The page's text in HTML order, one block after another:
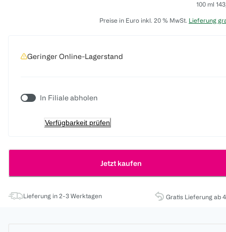
100 ml
Preise in Euro inkl. 20 % MwSt. Lieferung
Geringer Online-Lagerstand
In Filiale abholen
Verfügbarkeit prüfen
Jetzt kaufen
Lieferung in 2-3 Werktagen Gratis Lieferung ab